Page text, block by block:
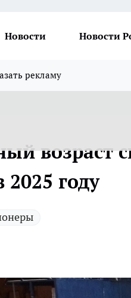
Новости Новости
рекламу
возраст
2025 году